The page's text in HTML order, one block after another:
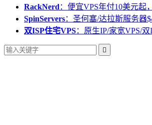
RackNerd ：便宜VPS年付10美元起
SpinServers：圣何塞/达拉斯服务器
双ISP住宅VPS：原生IP/家宽VPS/双
